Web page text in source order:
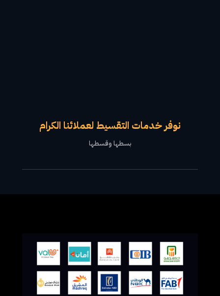
نوفر خدمات التقسيط لعملائنا الكرام
بسطها وقسطها